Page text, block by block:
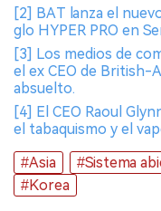
[2] BAT lanza el
glo HYPER PRO en
[3] Los medios de
el ex CEO de British-
absuelto.
[4] El CEO Raoul
el tabaquismo y el
#Asia
#Sistema
#Korea